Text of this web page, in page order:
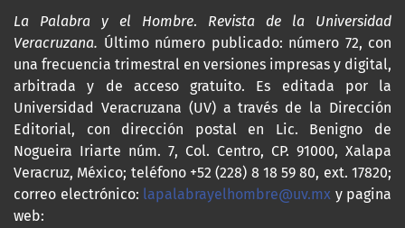
La Palabra y el Hombre. Revista de la Universidad
Veracruzana. Último número publicado: número 72, con
una frecuencia trimestral en versiones impresas y digital,
arbitrada y de acceso gratuito. Es editada por la
Universidad Veracruzana (UV) a través de la Dirección
Editorial, con dirección postal en Lic. Benigno de
Nogueira Iriarte núm. 7, Col. Centro, CP. 91000, Xalapa
Veracruz, México; teléfono +52 (228) 8 18 59 80, ext. 17820;
correo electrónico: lapalabrayelhombre@uv.mx y pagina
web: